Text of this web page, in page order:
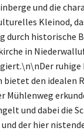
und die
Kleinod,
historische
in
den idealen
und dabei die
der hier